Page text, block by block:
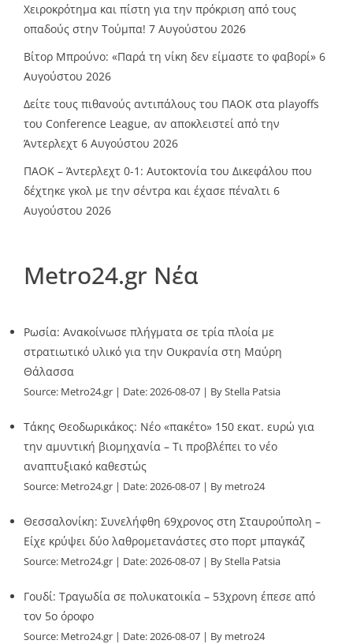
Χειροκρότημα και πίστη για την πρόκριση από τους
οπαδούς στην Τούμπα! 7 Αυγούστου 2026
Βίτορ Μπρούνο: «Παρά τη νίκη δεν είμαστε το φαβορί» 6
Αυγούστου 2026
Δείτε τους πιθανούς αντιπάλους του ΠΑΟΚ στα playoffs
του Conference League, αν αποκλειστεί από την
Άντερλεχτ 6 Αυγούστου 2026
ΠΑΟΚ – Άντερλεχτ 0-1: Αυτοκτονία του Δικεφάλου που
δέχτηκε γκολ με την σέντρα και έχασε πέναλτι 6
Αυγούστου 2026
Metro24.gr Νέα
Ρωσία: Ανακοίνωσε πλήγματα σε τρία πλοία με
στρατιωτικό υλικό για την Ουκρανία στη Μαύρη
Θάλασσα
Source: Metro24.gr Date: 2026-08-07 By Stella Patsia
Τάκης Θεοδωρικάκος: Νέο «πακέτο» 150 εκατ. ευρώ για
την αμυντική βιομηχανία – Τι προβλέπει το νέο
αναπτυξιακό καθεστώς
Source: Metro24.gr Date: 2026-08-07 By metro24
Θεσσαλονίκη: Συνελήφθη 69χρονος στη Σταυρούπολη –
Είχε κρύψει δύο λαθρομετανάστες στο πορτ μπαγκάζ
Source: Metro24.gr Date: 2026-08-07 By Stella Patsia
Γουδί: Τραγωδία σε πολυκατοικία – 53χρονη έπεσε από
τον 5ο όροφο
Source: Metro24.gr Date: 2026-08-07 By metro24